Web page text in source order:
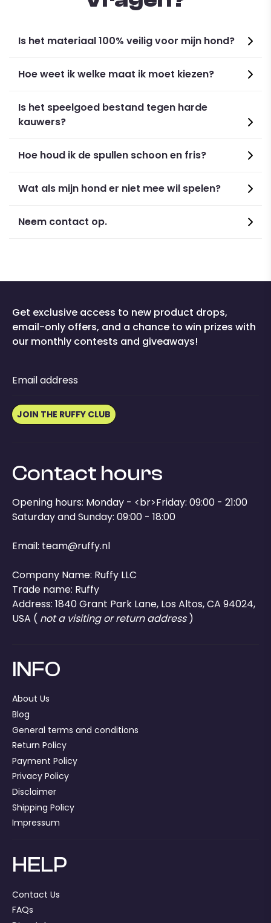
S: Chest 30-35CM x Weight 1.5-2.5kg
M: Chest 35-40CM x Weight 2.5-5.0kg
Material: Polyester mix
Is het materiaal 100% veilig voor mijn hond?
Hoe weet ik welke maat ik moet kiezen?
Is het speelgoed bestand tegen harde
kauwers?
Hoe houd ik de spullen schoon en fris?
Wat als mijn hond er niet mee wil spelen?
Neem contact op.
Get exclusive access to new product drops,
email-only offers, and a chance to win prizes with
our monthly contests and giveaways!
Email address
JOIN THE RUFFY CLUB
Contact hours
Opening hours: Monday - <br>Friday: 09:00 - 21:00
Saturday and Sunday: 09:00 - 18:00
Email: team@ruffy.nl
Company Name: Ruffy LLC
Trade name: Ruffy
Address: 1840 Grant Park Lane, Los Altos, CA 94024,
USA ( not a visiting or return address)
INFO
About Us
Blog
General terms and conditions
Return Policy
Payment Policy
Privacy Policy
Disclaimer
Shipping Policy
Impressum
HELP
Contact Us
FAQs